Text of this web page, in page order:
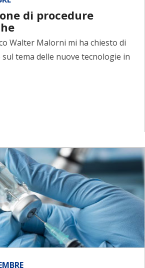
di procedure
Walter Malorni mi ha chiesto di
tema delle nuove tecnologie in